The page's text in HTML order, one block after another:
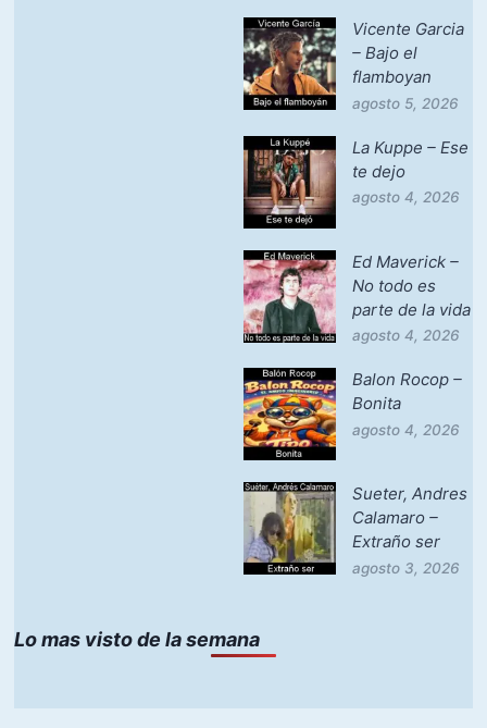
Vicente Garcia
– Bajo el
flamboyan
agosto 5, 2026
La Kuppe – Ese
te dejo
agosto 4, 2026
Ed Maverick –
No todo es
parte de la vida
agosto 4, 2026
Balon Rocop –
Bonita
agosto 4, 2026
Sueter, Andres
Calamaro –
Extraño ser
agosto 3, 2026
Lo mas visto de la semana